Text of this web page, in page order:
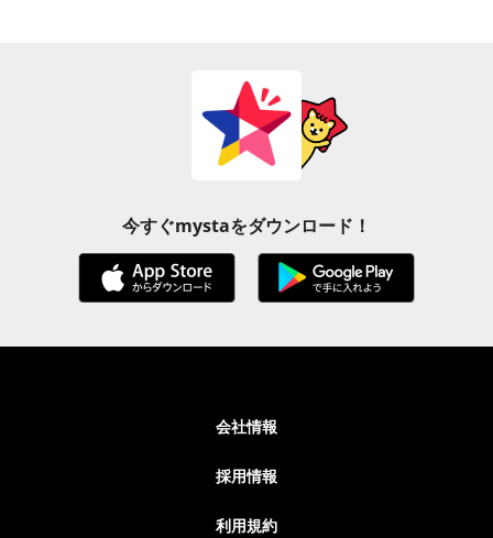
今すぐmystaをダウンロード！
会社情報
採用情報
利用規約